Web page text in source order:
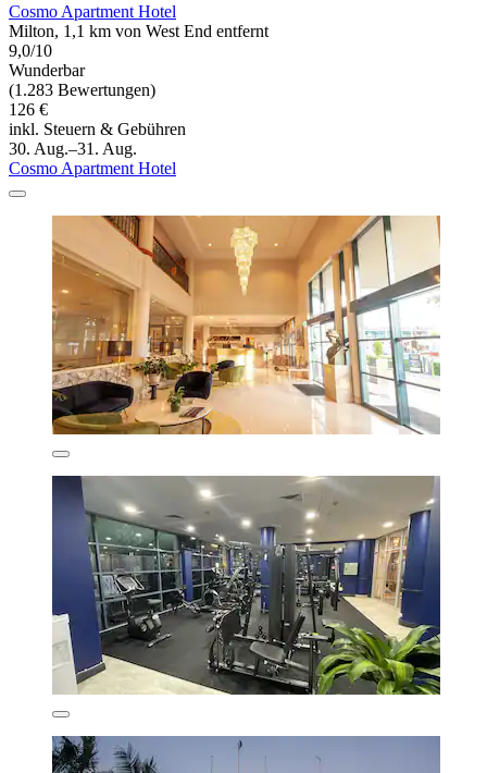
Cosmo Apartment Hotel
Milton, 1,1 km von West End entfernt
9,0/10
Wunderbar
(1.283 Bewertungen)
126 €
inkl. Steuern & Gebühren
30. Aug.–31. Aug.
Cosmo Apartment Hotel